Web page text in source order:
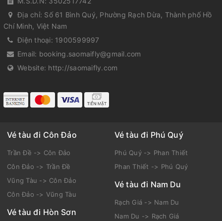
Địa chỉ: Số 61 Bình Quý, Phường Rạch Dừa, Thành phố Hồ
Chí Minh, Việt Nam
Điện thoại: 1900599997
Email: booking.saomaifly@gmail.com
Website: http://saomaifly.com
Vé tàu đi Côn Đảo
Trần Đề -> Côn Đảo
Côn Đảo -> Trần Đề
Vũng Tàu -> Côn Đảo
Côn Đảo -> Vũng Tàu
Vé tàu đi Hòn Sơn
Vé tàu đi Phú Quý
Phú Quý -> Phan Thiết
Phan Thiết -> Phú Quý
Vé tàu đi Nam Du
Rạch Giá -> Nam Du
Nam Du -> Rạch Giá